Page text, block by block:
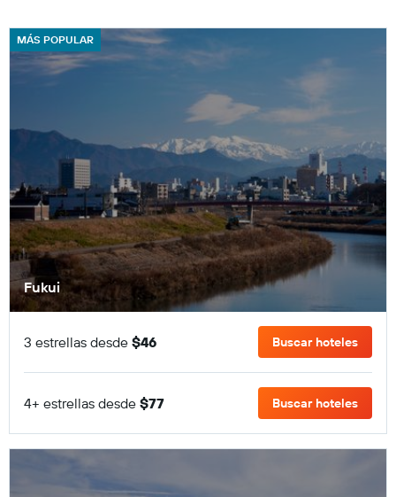
MÁS POPULAR
Fukui
3 estrellas desde $46 Buscar hoteles
4+ estrellas desde $77 Buscar hoteles